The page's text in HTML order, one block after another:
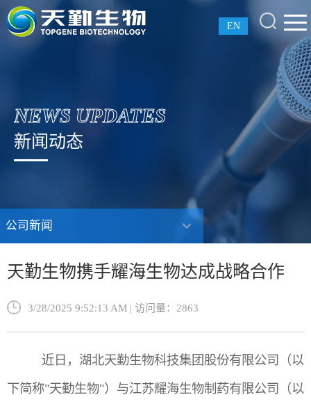
EN
NEWS UPDATES
新闻动态
公司新闻
天勤生物携手耀海生物达成战略合作
3/28/2025 9:52:13 AM | 访问量：2863
近日，湖北天勤生物科技集团股份有限公司（以
下简称"天勤生物"）与江苏耀海生物制药有限公司（以